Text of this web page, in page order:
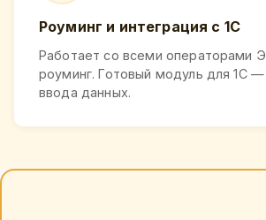
Роуминг и интеграция с 1С
Работает со всеми операторами
роуминг. Готовый модуль для 1С —
ввода данных.